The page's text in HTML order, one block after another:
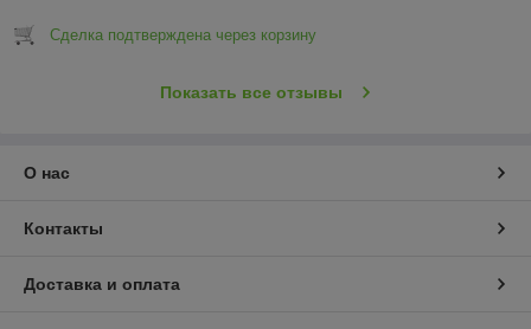
Сделка подтверждена через корзину
Показать все отзывы
О нас
Контакты
Доставка и оплата